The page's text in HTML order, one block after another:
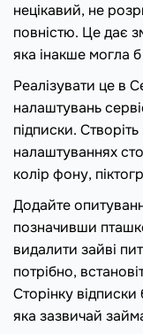
нецікавий, не
повністю. Це дає
яка інакше могла
Реалізувати це в
налаштувань
підписки.
налаштуваннях
колір фону,
Додайте
позначивши
видалити зайві
потрібно,
Сторінку
яка зазвичай